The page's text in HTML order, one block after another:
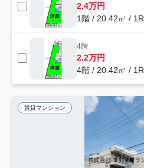
2.4万円
1階 / 20.42㎡ / 1R
4階
2.2万円
4階 / 20.42㎡ / 1R
賃貸マンション